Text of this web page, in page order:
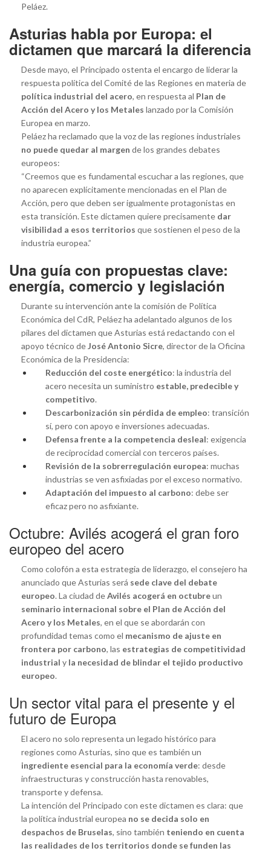
Peláez.
Asturias habla por Europa: el
dictamen que marcará la diferencia
Desde mayo, el Principado ostenta el encargo de liderar la
respuesta política del Comité de las Regiones en materia de
política industrial del acero, en respuesta al Plan de
Acción del Acero y los Metales lanzado por la Comisión
Europea en marzo.
Peláez ha reclamado que la voz de las regiones industriales
no puede quedar al margen de los grandes debates
europeos:
“Creemos que es fundamental escuchar a las regiones, que
no aparecen explícitamente mencionadas en el Plan de
Acción, pero que deben ser igualmente protagonistas en
esta transición. Este dictamen quiere precisamente dar
visibilidad a esos territorios que sostienen el peso de la
industria europea.”
Una guía con propuestas clave:
energía, comercio y legislación
Durante su intervención ante la comisión de Política
Económica del CdR, Peláez ha adelantado algunos de los
pilares del dictamen que Asturias está redactando con el
apoyo técnico deJosé Antonio Sicre, director de la Oficina
Económica de la Presidencia:
Reducción del coste energético: la industria del
acero necesita un suministro estable, predecible y
competitivo.
Descarbonización sin pérdida de empleo: transición
sí, pero con apoyo e inversiones adecuadas.
Defensa frente a la competencia desleal: exigencia
de reciprocidad comercial con terceros países.
Revisión de la sobrerregulación europea: muchas
industrias se ven asfixiadas por el exceso normativo.
Adaptación del impuesto al carbono: debe ser
eficaz pero no asfixiante.
Octubre: Avilés acogerá el gran foro
europeo del acero
Como colofón a esta estrategia de liderazgo, el consejero ha
anunciado que Asturias será sede clave del debate
europeo. La ciudad deAvilés acogerá en octubreun
seminario internacional sobre el Plan de Acción del
Acero y los Metales, en el que se abordarán con
profundidad temas como el mecanismo de ajuste en
frontera por carbono, las estrategias de competitividad
industrial y la necesidad de blindar el tejido productivo
europeo.
Un sector vital para el presente y el
futuro de Europa
El acero no solo representa un legado histórico para
regiones como Asturias, sino que es también un
ingrediente esencial para la economía verde: desde
infraestructuras y construcción hasta renovables,
transporte y defensa.
La intención del Principado con este dictamen es clara: que
la política industrial europea no se decida solo en
despachos de Bruselas, sino también teniendo en cuenta
las realidades de los territorios donde se funden las